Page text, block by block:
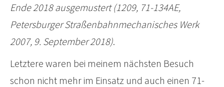
Ende 2018 ausgemustert (1209, 71-134AE,
Petersburger Straßenbahnmechanisches Werk
2007, 9. September 2018).
Letztere waren bei meinem nächsten Besuch
schon nicht mehr im Einsatz und auch einen 71-